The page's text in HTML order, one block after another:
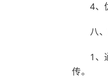
4、优
八
1、通
传。